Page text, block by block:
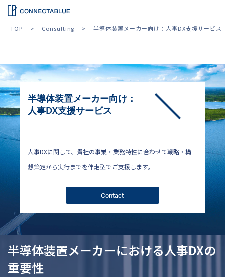
TOP Consulting 半導体装置メーカー向け：人事DX支援サービス
半導体装置メーカー向け：
人事DX支援サービス
人事DXに関して、貴社の事業・業務特性に合わせて戦略・構
想策定から実行までを伴走型でご支援します。
Contact
半導体装置メーカーにおける人事DXの
重要性